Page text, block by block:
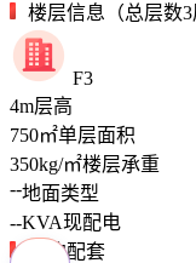
楼层信息（总层数3
F3
4m层高
750㎡单层面积
350kg/㎡楼层承重
--地面类型
--KVA现配电
周边配套